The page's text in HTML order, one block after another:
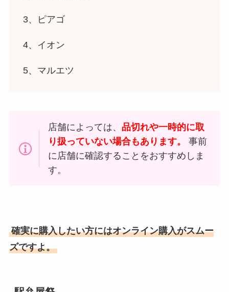
3、ピアゴ
4、イオン
5、マルエツ
店舗によっては、 品切れや一時的に取
り扱っていない場合もあります。
事前
に店舗に確認することをおすすめしま
す。
確実に購入したい方にはオンライン購入がスムー
ズですよ。